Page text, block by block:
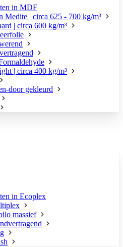
in MDF
Medite | circa 625 - 700 kg/m³
| circa 600 kg/m³
| circa 400 kg/m³
door gekleurd
in Ecoplex
massief